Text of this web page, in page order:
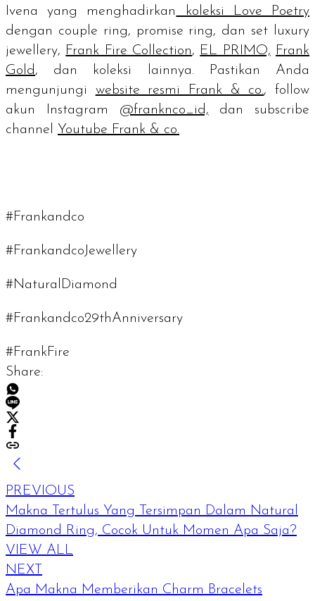
Ivena yang menghadirkan
koleksi Love Poetry
dengan couple ring, promise ring, dan set luxury
jewellery, Frank Fire Collection, EL PRIMO, Frank
Gold , dan koleksi lainnya. Pastikan Anda
mengunjungi website resmi Frank & co., follow
akun Instagram @franknco_id, dan subscribe
channel Youtube Frank & co.
#Frankandco
#FrankandcoJewellery
#NaturalDiamond
#Frankandco29thAnniversary
#FrankFire
Share:
PREVIOUS
Makna Tertulus Yang Tersimpan Dalam Natural
Diamond Ring, Cocok Untuk Momen Apa Saja?
VIEW ALL
NEXT
Apa Makna Memberikan Charm Bracelets